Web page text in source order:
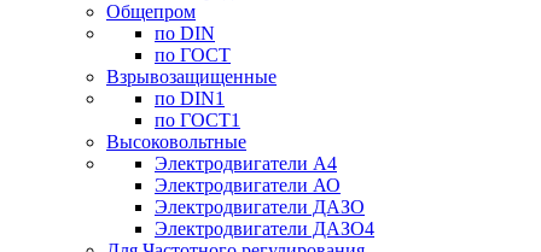
Общепром
по DIN
по ГОСТ
Взрывозащищенные
по DIN1
по ГОСТ1
Высоковольтные
Электродвигатели А4
Электродвигатели АО
Электродвигатели ДАЗО
Электродвигатели ДАЗО4